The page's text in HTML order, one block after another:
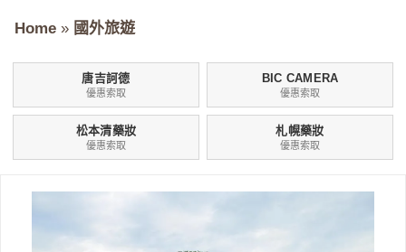
Home » 國外旅遊
唐吉訶德
優惠索取
BIC CAMERA
優惠索取
松本清藥妝
優惠索取
札幌藥妝
優惠索取